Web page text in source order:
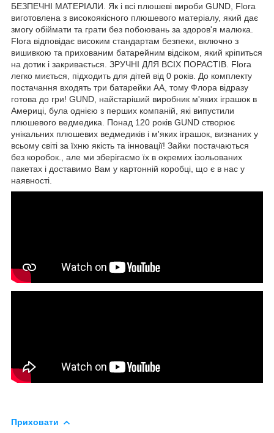
БЕЗПЕЧНІ МАТЕРІАЛИ. Як і всі плюшеві вироби GUND, Flora
виготовлена з високоякісного плюшевого матеріалу, який дає
змогу обіймати та грати без побоювань за здоров'я малюка.
Flora відповідає високим стандартам безпеки, включно з
вишивкою та прихованим батарейним відсіком, який кріпиться
на дотик і закривається. ЗРУЧНІ ДЛЯ ВСІХ ПОРАСТІВ. Flora
легко миється, підходить для дітей від 0 років. До комплекту
постачання входять три батарейки АА, тому Флора відразу
готова до гри! GUND, найстаріший виробник м'яких іграшок в
Америці, була однією з перших компаній, які випустили
плюшевого ведмедика. Понад 120 років GUND створює
унікальних плюшевих ведмедиків і м'яких іграшок, визнаних у
всьому світі за їхню якість та інновації! Зайки постачаються
без коробок., але ми зберігаємо їх в окремих ізольованих
пакетах і доставимо Вам у картонній коробці, що є в нас у
наявності.
Приховати